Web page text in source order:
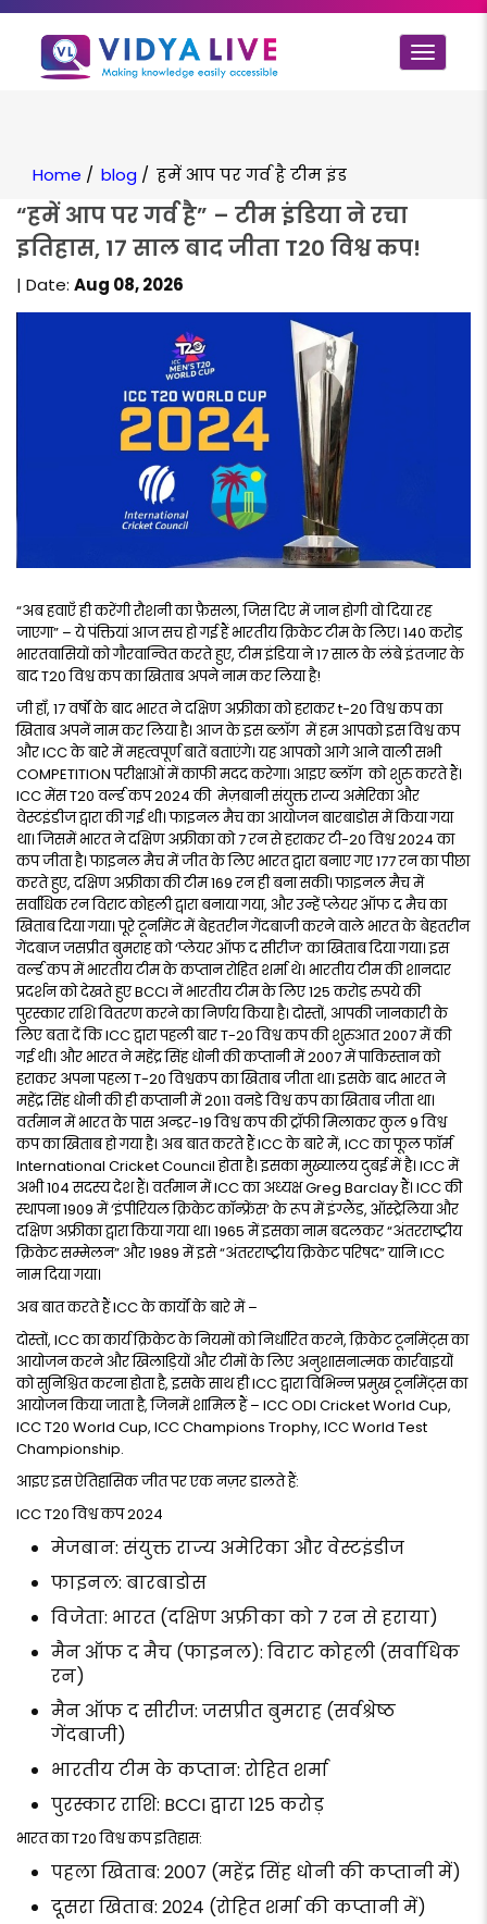
Toggle
Home / blog / हमें आप पर गर्व है टीम इंड
“हमें आप पर गर्व है” – टीम इंडिया ने रचा
इतिहास, 17 साल बाद जीता T20 विश्व कप!
| Date: Aug 08, 2026
“अब हवाएँ ही करेंगी रौशनी का फ़ैसला, जिस दिए में जान होगी वो दिया रह
जाएगा” – ये पंक्तियां आज सच हो गई हैं भारतीय क्रिकेट टीम के लिए। 140 करोड़
भारतवासियों को गौरवान्वित करते हुए, टीम इंडिया ने 17 साल के लंबे इंतजार के
बाद T20 विश्व कप का खिताब अपने नाम कर लिया है!
जी हाँ, 17 वर्षों के बाद भारत ने दक्षिण अफ्रीका को हराकर t-20 विश्व कप का
खिताब अपनें नाम कर लिया है। आज के इस ब्लॉग में हम आपको इस विश्व कप
और ICC के बारे में महत्वपूर्ण बातें बताएंगे। यह आपको आगे आने वाली सभी
COMPETITION परीक्षाओं में काफी मदद करेगा। आइए ब्लॉग को शुरु करते हैं।
ICC मेंस T20 वर्ल्ड कप 2024 की मेज़बानी संयुक्त राज्य अमेरिका और
वेस्टइंडीज द्वारा की गई थी। फाइनल मैच का आयोजन बारबाडोस में किया गया
था। जिसमें भारत ने दक्षिण अफ्रीका को 7 रन से हराकर टी-20 विश्व 2024 का
कप जीता है। फाइनल मैच में जीत के लिए भारत द्वारा बनाए गए 177 रन का पीछा
करते हुए, दक्षिण अफ्रीका की टीम 169 रन ही बना सकी। फाइनल मैच में
सर्वाधिक रन विराट कोहली द्वारा बनाया गया, और उन्हें प्लेयर ऑफ द मैच का
खिताब दिया गया। पूरे टूर्नामेंट में बेहतरीन गेंदबाजी करने वाले भारत के बेहतरीन
गेंदबाज जसप्रीत बुमराह को ‘प्लेयर ऑफ द सीरीज’ का खिताब दिया गया। इस
वर्ल्ड कप में भारतीय टीम के कप्तान रोहित शर्मा थे। भारतीय टीम की शानदार
प्रदर्शन को देखते हुए BCCI नें भारतीय टीम के लिए 125 करोड़ रुपये की
पुरस्कार राशि वितरण करने का निर्णय किया है। दोस्तों, आपकी जानकारी के
लिए बता दें कि ICC द्वारा पहली बार T-20 विश्व कप की शुरुआत 2007 में की
गई थी। और भारत ने महेंद्र सिंह धोनी की कप्तानी में 2007 में पाकिस्तान को
हराकर अपना पहला T-20 विश्वकप का खिताब जीता था। इसके बाद भारत ने
महेंद्र सिंह धोनी की ही कप्तानी में 2011 वनडे विश्व कप का खिताब जीता था।
वर्तमान में भारत के पास अन्डर-19 विश्व कप की ट्रॉफी मिलाकर कुल 9 विश्व
कप का खिताब हो गया है। अब बात करते हैं ICC के बारे में, ICC का फूल फॉर्म
International Cricket Council होता है। इसका मुख्यालय दुबई में है। ICC में
अभी 104 सदस्य देश हैं। वर्तमान में ICC का अध्यक्ष Greg Barclay हैं। ICC की
स्थापना 1909 में ‘इंपीरियल क्रिकेट कॉन्फ्रेंस’ के रूप में इंग्लैंड, ऑस्ट्रेलिया और
दक्षिण अफ्रीका द्वारा किया गया था। 1965 में इसका नाम बदलकर “अंतरराष्ट्रीय
क्रिकेट सम्मेलन” और 1989 में इसे “अंतरराष्ट्रीय क्रिकेट परिषद” यानि ICC
नाम दिया गया।
अब बात करते हैं ICC के कार्यों के बारे में –
दोस्तों, ICC का कार्य क्रिकेट के नियमों को निर्धारित करने, क्रिकेट टूर्नामेंट्स का
आयोजन करने और खिलाड़ियों और टीमों के लिए अनुशासनात्मक कार्रवाइयों
को सुनिश्चित करना होता है, इसके साथ ही ICC द्वारा विभिन्न प्रमुख टूर्नामेंट्स का
आयोजन किया जाता है, जिनमें शामिल हैं – ICC ODI Cricket World Cup,
ICC T20 World Cup, ICC Champions Trophy, ICC World Test
Championship.
आइए इस ऐतिहासिक जीत पर एक नज़र डालते हैं:
ICC T20 विश्व कप 2024
मेजबान: संयुक्त राज्य अमेरिका और वेस्टइंडीज
फाइनल: बारबाडोस
विजेता: भारत (दक्षिण अफ्रीका को 7 रन से हराया)
मैन ऑफ द मैच (फाइनल): विराट कोहली (सर्वाधिक
रन)
मैन ऑफ द सीरीज: जसप्रीत बुमराह (सर्वश्रेष्ठ
गेंदबाजी)
भारतीय टीम के कप्तान: रोहित शर्मा
पुरस्कार राशि: BCCI द्वारा ₹125 करोड़
भारत का T20 विश्व कप इतिहास:
पहला खिताब: 2007 (महेंद्र सिंह धोनी की कप्तानी में)
दूसरा खिताब: 2024 (रोहित शर्मा की कप्तानी में)